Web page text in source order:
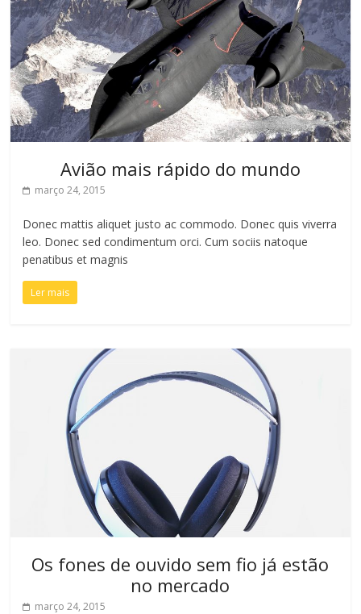
Avião mais rápido do mundo
março 24, 2015
Donec mattis aliquet justo ac commodo. Donec quis viverra
leo. Donec sed condimentum orci. Cum sociis natoque
penatibus et magnis
Ler mais
Os fones de ouvido sem fio já estão
no mercado
março 24, 2015